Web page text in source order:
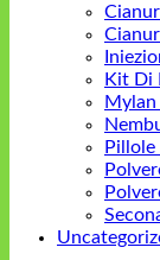
Kit Di
Mylan